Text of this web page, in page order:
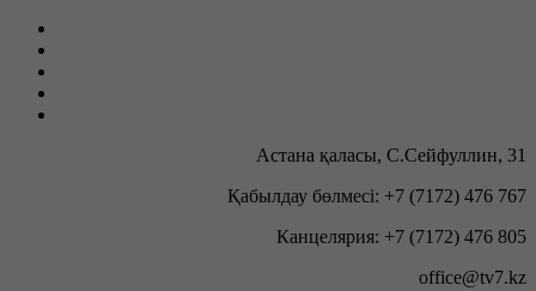
Астана қаласы, С.Сейфуллин, 31
Қабылдау бөлмесі: +7 (7172) 476 767
Канцелярия: +7 (7172) 476 805
office@tv7.kz